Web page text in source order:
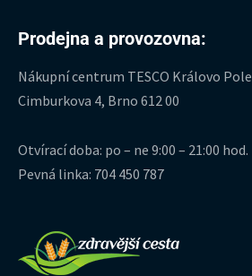
Prodejna a provozovna:
Nákupní centrum TESCO Královo Pole
Cimburkova 4, Brno 612 00
Otvírací doba: po – ne 9:00 – 21:00 hod.
Pevná linka: 704 450 787